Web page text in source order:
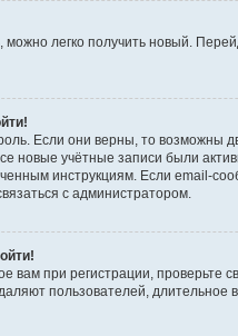
можно легко получить новый.
Если они верны, то возможны
новые учётные записи были
инструкциям. Если email-
с администратором.
при регистрации, проверьте
пользователей,